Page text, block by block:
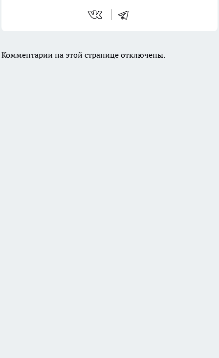
Комментарии на этой странице отключены.